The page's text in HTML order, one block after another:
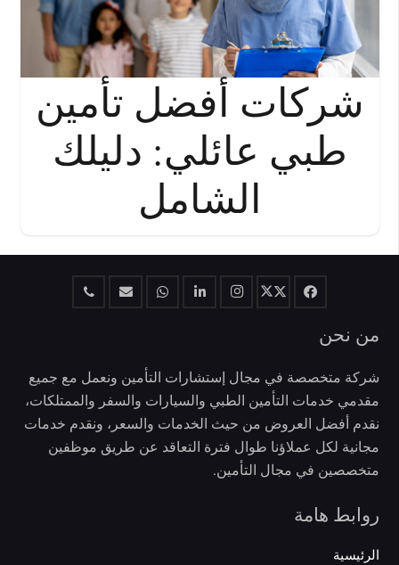
شركات أفضل تأمين
طبي عائلي: دليلك
الشامل
من نحن
شركة متخصصة في مجال إستشارات التأمين ونعمل مع جميع
مقدمي خدمات التأمين الطبي والسيارات والسفر والممتلكات،
نقدم أفضل العروض من حيث الخدمات والسعر، ونقدم خدمات
مجانية لكل عملاؤنا طوال فترة التعاقد عن طريق موظفين
متخصصين في مجال التأمين.
روابط هامة
الرئيسية